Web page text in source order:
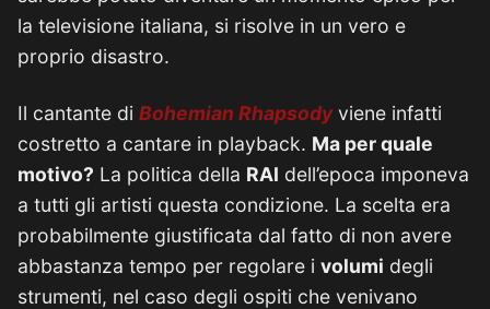
la televisione italiana, si risolve in un vero e
proprio disastro.
Il cantante di Bohemian Rhapsodyviene infatti
costretto a cantare in playback. Ma per quale
motivo? La politica della RAI dell’epoca imponeva
a tutti gli artisti questa condizione. La scelta era
probabilmente giustificata dal fatto di non avere
abbastanza tempo per regolare i volumi degli
strumenti, nel caso degli ospiti che venivano